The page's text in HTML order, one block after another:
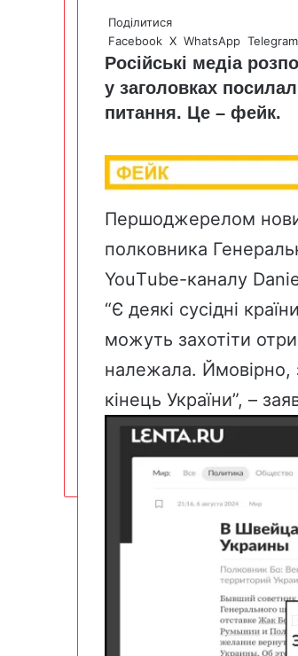
Поділитися
Facebook X WhatsApp Telegram
Російські медіа
у заголовках
питання. Це – фейк.
Першоджерелом
полковника
YouТube-каналу
“Є деякі сусідні
можуть захотіти
належала. Ймовірно,
кінець України”, –